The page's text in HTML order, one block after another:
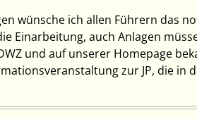
wünsche ich allen Führern das
Einarbeitung, auch Anlagen
und auf unserer Homepage
zur JP, die in